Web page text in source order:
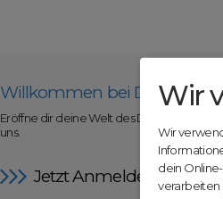
Willkommen bei
Eröffne dir deine Welt des
uns.
Jetzt Anmelden
Wir
Wir
dein
verarbeiten